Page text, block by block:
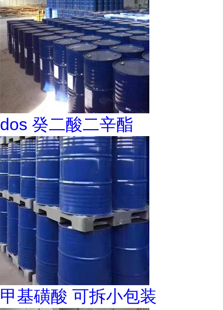
dos 癸二酸二辛酯
甲基磺酸 可拆小包装